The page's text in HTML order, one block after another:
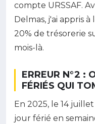
compte URSSAF.
Delmas, j'ai appris
20% de trésorerie
mois-là.
ERREUR N°2 :
FÉRIÉS QUI
En 2025, le 14
jour férié en